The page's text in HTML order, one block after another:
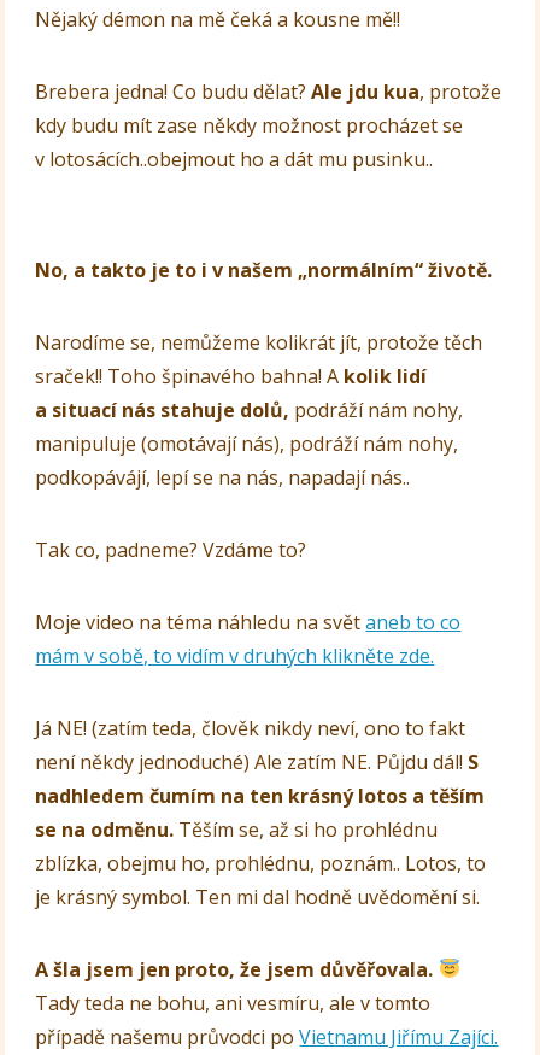
Nějaký démon na mě čeká a kousne mě!!
Brebera jedna! Co budu dělat?Ale jdu kua, protože
kdy budu mít zase někdy možnost procházet se
v lotosácích..obejmout ho a dát mu pusinku..
No, a takto je to i v našem „normálním“ životě.
Narodíme se, nemůžeme kolikrát jít, protože těch
sraček!! Toho špinavého bahna! A kolik lidí
a situací nás stahuje dolů, podráží nám nohy,
manipuluje (omotávají nás), podráží nám nohy,
podkopávájí, lepí se na nás, napadají nás..
Tak co, padneme? Vzdáme to?
Moje video na téma náhledu na světaneb to co
mám v sobě, to vidím v druhých klikněte zde.
Já NE! (zatím teda, člověk nikdy neví, ono to fakt
není někdy jednoduché) Ale zatím NE. Půjdu dál! S
nadhledem čumím na ten krásný lotos a těším
se na odměnu. Těším se, až si ho prohlédnu
zblízka, obejmu ho, prohlédnu, poznám.. Lotos, to
je krásný symbol. Ten mi dal hodně uvědomění si.
A šla jsem jen proto, že jsem důvěřovala.
Tady teda ne bohu, ani vesmíru, ale v tomto
případě našemu průvodci poVietnamu Jiřímu Zajíci.